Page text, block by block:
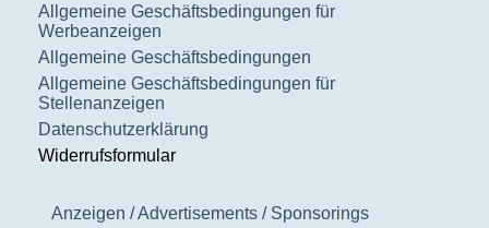
Allgemeine Geschäftsbedingungen für
Werbeanzeigen
Allgemeine Geschäftsbedingungen
Allgemeine Geschäftsbedingungen für
Stellenanzeigen
Datenschutzerklärung
Widerrufsformular
Anzeigen / Advertisements / Sponsorings